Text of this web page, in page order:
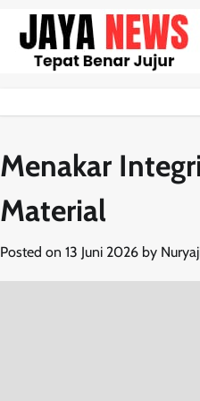
content
Menakar
Material
Posted on 13 Juni 2026 by